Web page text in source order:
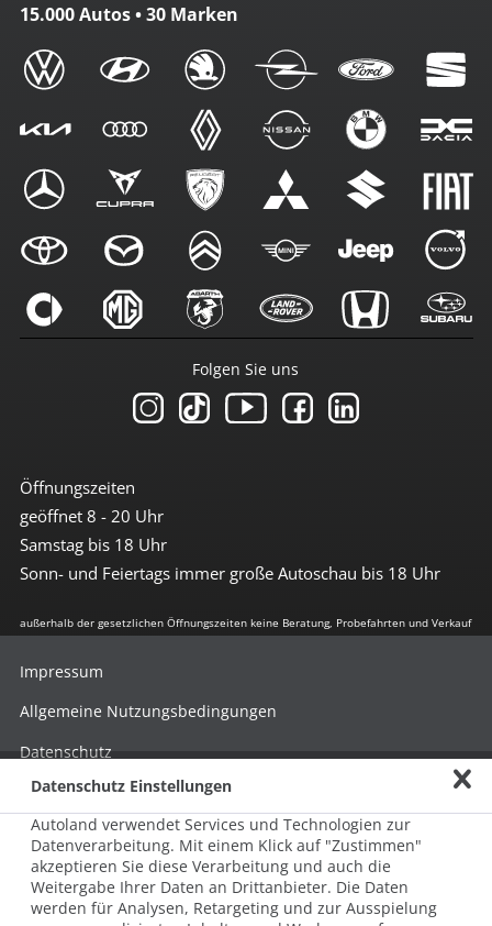
15.000 Autos • 30 Marken
Öffnungszeiten
geöffnet 8 - 20 Uhr
Samstag bis 18 Uhr
Sonn- und Feiertags immer große Autoschau bis 18 Uhr
Folgen Sie uns
außerhalb der gesetzlichen Öffnungszeiten keine Beratung, Probefahrten und Verkauf
© 2026 AUTOLAND 24 SE & Co. Betriebs KG
Werner-von-Siemens-Str. 2, 06796 Brehna, Deutschland
Impressum
Allgemeine Nutzungsbedingungen
Datenschutz
Hinweisgebersystem nach HinSchG
Beschwerde nach LkSG
Grundsatzerklärung zum LkSG
Datenschutz Einstellungen
Autoland verwendet Services und Technologien zur
Datenverarbeitung. Mit einem Klick auf "Zustimmen"
akzeptieren Sie diese Verarbeitung und auch die
Weitergabe Ihrer Daten an Drittanbieter. Die Daten
werden für Analysen, Retargeting und zur Ausspielung